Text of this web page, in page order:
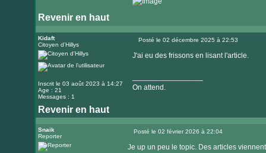
Revenir en haut
le
internet
Kidaft
Citoyen d'Hillys
Inscrit le 03 août 2023 à 14:27
Age : 21
Messages : 1
Posté le 02 décembre 2025 à 22:53
J'ai eu des frissons en lisant l'article.
On attend.
Revenir en haut
Snaik
Reporter
Posté le 02 février 2026 à 22:04
Je up un peu le topic. Des articles